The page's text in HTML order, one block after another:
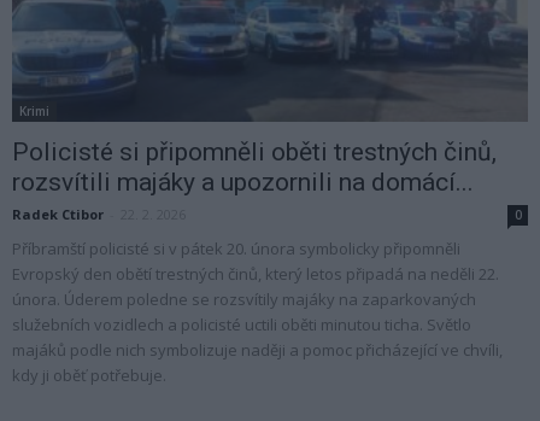
Krimi
Policisté si připomněli oběti trestných činů,
rozsvítili majáky a upozornili na domácí...
Radek Ctibor 0
Příbramští policisté si v pátek 20. února symbolicky připomněli
Evropský den obětí trestných činů, který letos připadá na neděli 22.
února. Úderem poledne se rozsvítily majáky na zaparkovaných
služebních vozidlech a policisté uctili oběti minutou ticha. Světlo
majáků podle nich symbolizuje naději a pomoc přicházející ve chvíli,
kdy ji oběť potřebuje.